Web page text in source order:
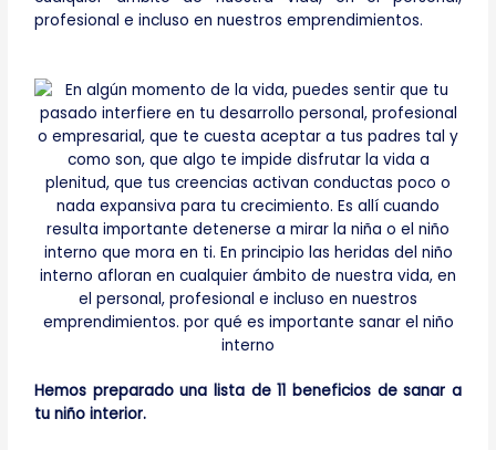
profesional e incluso en nuestros emprendimientos.
Hemos preparado una lista de 11 beneficios de sanar a
tu niño interior.